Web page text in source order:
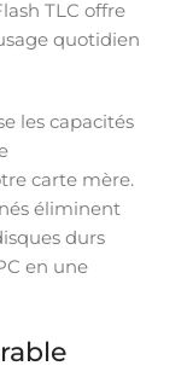
TLC offre
quotidien
les capacités
carte mère.
éliminent
durs
en une